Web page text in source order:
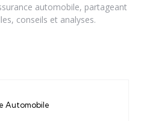
automobile, partageant
conseils et analyses.
Automobile